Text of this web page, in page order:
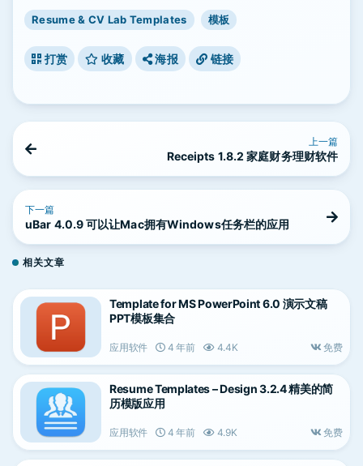
Resume & CV Lab Templates 模板
打赏 收藏 海报 链接
上一篇
Receipts 1.8.2 家庭财务理财软件
下一篇
uBar 4.0.9 可以让Mac拥有Windows任务栏的应用
相关文章
Template for MS PowerPoint 6.0 演示文稿
PPT模板集合
应用软件 4 年前 4.4K 免费
Resume Templates – Design 3.2.4 精美的简
历模版应用
应用软件 4 年前 4.9K 免费